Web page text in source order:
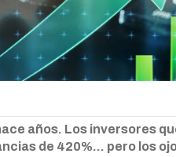
años. Los inversores
de 420%… pero los